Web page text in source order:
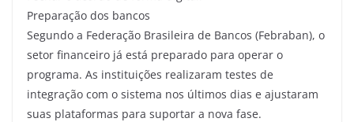
Preparação dos bancos
Segundo a Federação Brasileira de Bancos (Febraban), o
setor financeiro já está preparado para operar o
programa. As instituições realizaram testes de
integração com o sistema nos últimos dias e ajustaram
suas plataformas para suportar a nova fase.